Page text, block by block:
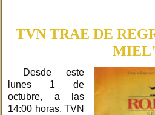
TVN TRAE DE
Desde este
lunes 1 de
octubre, a las
14:00 horas, TVN